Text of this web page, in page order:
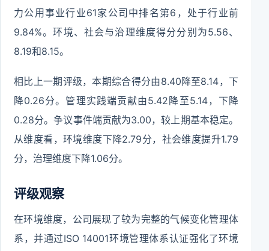
力公用事业行业61家公司中排名第6，处于行业前
9.84%。环境、社会与治理维度得分分别为5.56、
8.19和8.15。
相比上一期评级，本期综合得分由8.40降至8.14，下
降0.26分。管理实践端贡献由5.42降至5.14，下降
0.28分。争议事件端贡献为3.00，较上期基本稳定。
从维度看，环境维度下降2.79分，社会维度提升1.79
分，治理维度下降1.06分。
评级观察
在环境维度，公司展现了较为完整的气候变化管理体
系，并通过ISO 14001环境管理体系认证强化了环境